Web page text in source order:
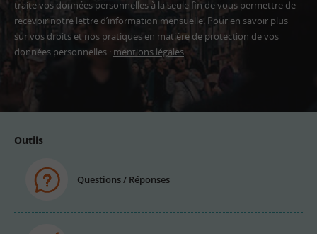
traite vos données personnelles à la seule fin de vous permettre de
recevoir notre lettre d’information mensuelle. Pour en savoir plus
sur vos droits et nos pratiques en matière de protection de vos
données personnelles : mentions légales
Outils
Questions / Réponses